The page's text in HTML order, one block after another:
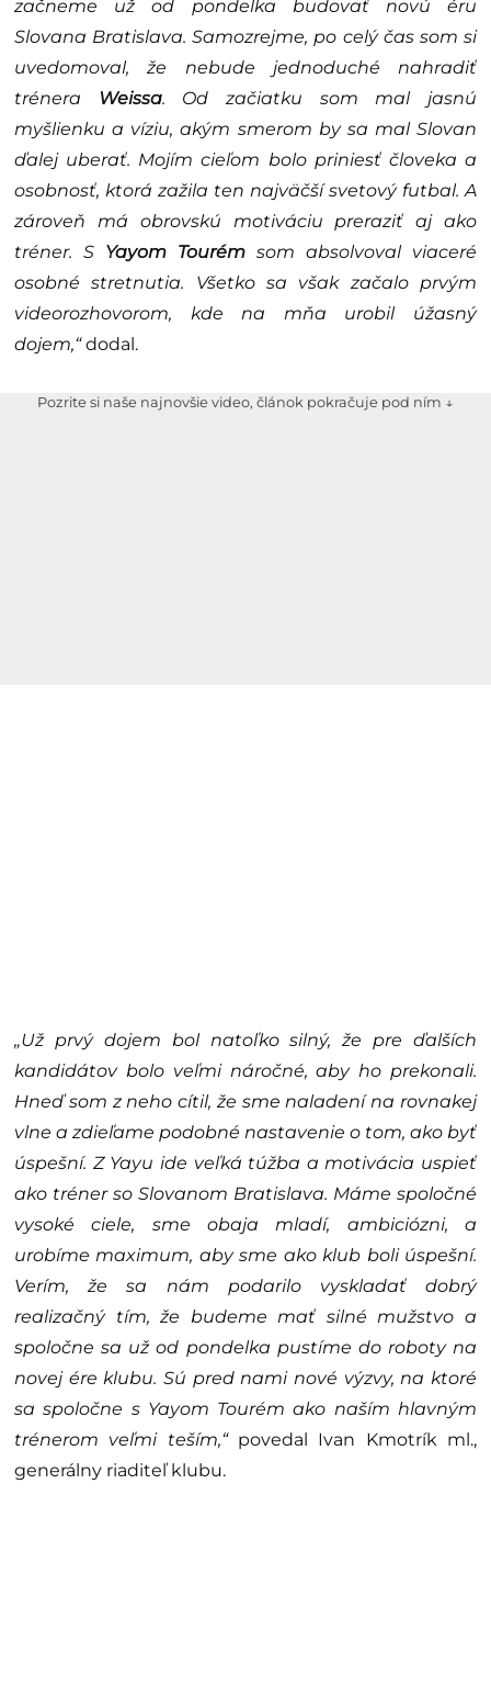
začneme už od pondelka budovať novú éru
Slovana Bratislava. Samozrejme, po celý čas som si
uvedomoval, že nebude jednoduché nahradiť
trénera
Weissa. Od začiatku som mal jasnú
myšlienku a víziu, akým smerom by sa mal Slovan
ďalej uberať. Mojím cieľom bolo priniesť človeka a
osobnosť, ktorá zažila ten najväčší svetový futbal. A
zároveň má obrovskú motiváciu preraziť aj ako
tréner. S Yayom Tourém som absolvoval viaceré
osobné stretnutia. Všetko sa však začalo prvým
videorozhovorom, kde na mňa urobil úžasný
dojem,“dodal.
Pozrite si naše najnovšie video, článok pokračuje pod ním ↓
„Už prvý dojem bol natoľko silný, že pre ďalších
kandidátov bolo veľmi náročné, aby ho prekonali.
Hneď som z neho cítil, že sme naladení na rovnakej
vlne a zdieľame podobné nastavenie o tom, ako byť
úspešní. Z Yayu ide veľká túžba a motivácia uspieť
ako tréner so Slovanom Bratislava. Máme spoločné
vysoké ciele, sme obaja mladí, ambiciózni, a
urobíme maximum, aby sme ako klub boli úspešní.
Verím, že sa nám podarilo vyskladať dobrý
realizačný tím, že budeme mať silné mužstvo a
spoločne sa už od pondelka pustíme do roboty na
novej ére klubu. Sú pred nami nové výzvy, na ktoré
sa spoločne s Yayom Tourém ako naším hlavným
trénerom veľmi teším,“povedal Ivan Kmotrík ml.,
generálny riaditeľ klubu.